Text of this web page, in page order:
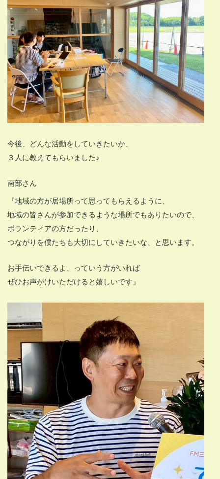
今後、どんな活動をしていきたいか、
３人に教えてもらいました♪
南部さん
『地域の方が居場所って思ってもらえるように、
地域の皆さんが参加できるような場所でもありたいので、
ボランティアの方だったり、
つながりを僕たちも大切にしていきたいな、と思います。
お手伝いできるよ、っていう方がいれば
ぜひお声がけいただけると嬉しいです』